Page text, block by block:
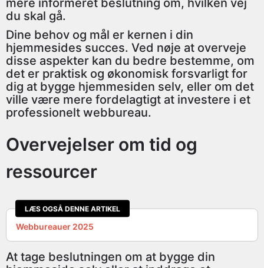
mere informeret beslutning om, hvilken vej
du skal gå.
Dine behov og mål er kernen i din
hjemmesides succes. Ved nøje at overveje
disse aspekter kan du bedre bestemme, om
det er praktisk og økonomisk forsvarligt for
dig at bygge hjemmesiden selv, eller om det
ville være mere fordelagtigt at investere i et
professionelt webbureau.
Overvejelser om tid og
ressourcer
LÆS OGSÅ DENNE ARTIKEL
Webbureauer 2025
At tage beslutningen om at bygge din